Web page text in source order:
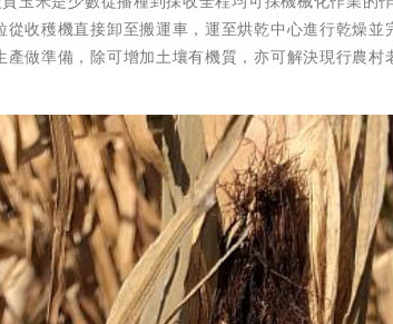
收穫機直接卸至搬運車，運至烘乾中心進行乾燥
做準備，除可增加土壤有機質，亦可解決現行農